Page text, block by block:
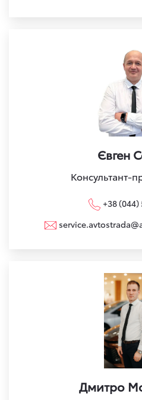
Євген
Консультант-
+38 (044)
Дмитро